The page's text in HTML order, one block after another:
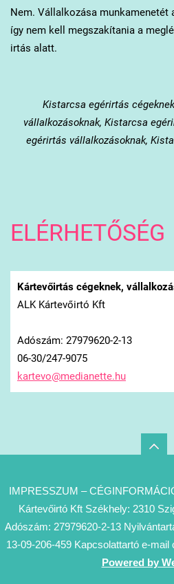
Nem. Vállalkozása munkamenetét
így nem kell megszakítania a
irtás alatt.
Kistarcsa egérirtás
vállalkozásoknak, Kistarcsa
egérirtás vállalkozásoknak,
ELÉRHETŐSÉG
Kártevőirtás cégeknek,
ALK Kártevőirtó Kft
Adószám: 27979620-2-13
06-30/247-9075
kartevo@medianette.hu
IMPRESSZUM –
Kártevőirtó Kft Székhely: 2310
Adószám: 27979620-2-13
13-09-206-459 Kapcsolattartó e-
Powered by